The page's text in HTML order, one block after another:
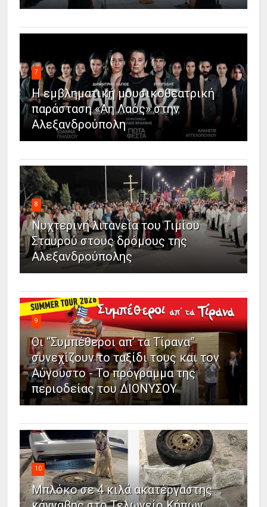
7
Η εμβληματική μουσικοθεατρική
παράσταση «Άη Λαός» στην
Αλεξανδρούπολη
8
Νυχτερινή λιτανεία του Τιμίου
Σταυρού στους δρόμους της
Αλεξανδρούπολης
9
Οι “Συμπέθεροι απ’ τα Τίρανα”
συνεχίζουν το ταξίδι τους και τον
Αύγουστο - Το πρόγραμμα της
περιοδείας του ΔΙΟΝΥΣΟΥ
10
Μπλόκο σε 4 κιλά ακατέργαστης